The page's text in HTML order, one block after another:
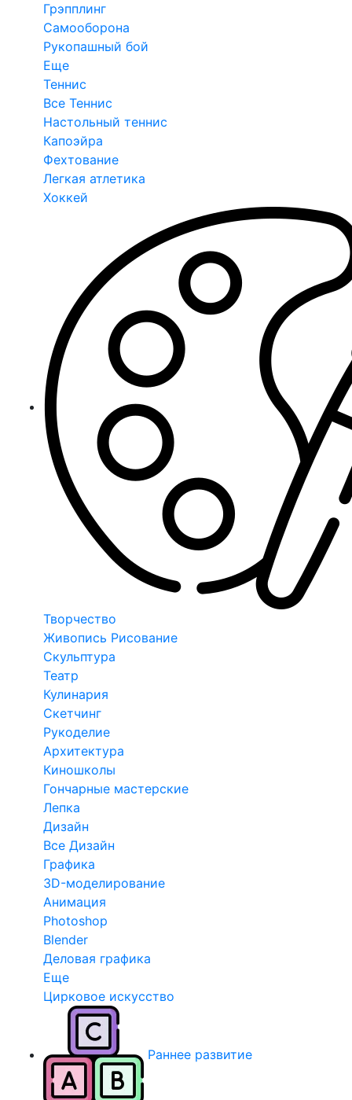
Грэпплинг
Самооборона
Рукопашный бой
Еще
Теннис
Все Теннис
Настольный теннис
Капоэйра
Фехтование
Легкая атлетика
Хоккей
Творчество
Живопись Рисование
Скульптура
Театр
Кулинария
Скетчинг
Рукоделие
Архитектура
Киношколы
Гончарные мастерские
Лепка
Дизайн
Все Дизайн
Графика
3D-моделирование
Анимация
Photoshop
Blender
Деловая графика
Еще
Цирковое искусство
Раннее развитие